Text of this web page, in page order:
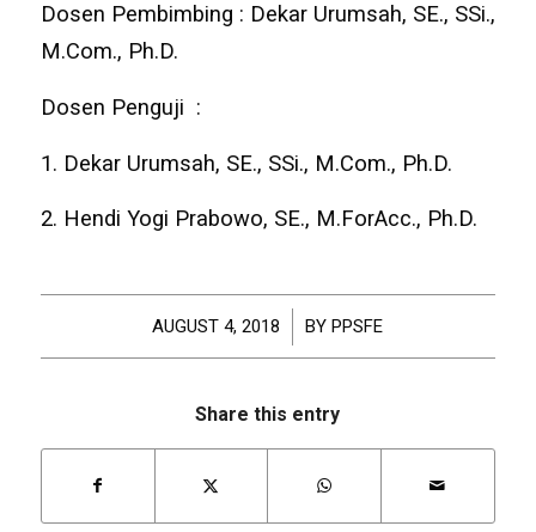
Dosen Pembimbing : Dekar Urumsah, SE., SSi.,
M.Com., Ph.D.
Dosen Penguji :
1. Dekar Urumsah, SE., SSi., M.Com., Ph.D.
2. Hendi Yogi Prabowo, SE., M.ForAcc., Ph.D.
AUGUST 4, 2018
/ BYPPSFE
Share this entry